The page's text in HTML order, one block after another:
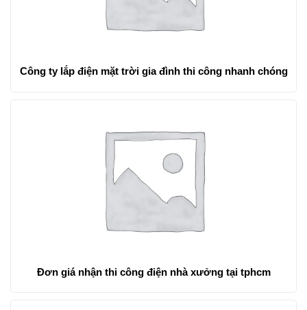
Công ty lắp điện mặt trời gia đình thi công nhanh chóng
Đơn giá nhận thi công điện nhà xưởng tại tphcm